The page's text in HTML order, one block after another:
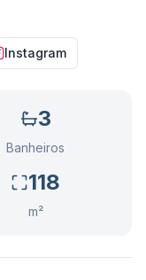
Instagram
3
Banheiros
118
m²